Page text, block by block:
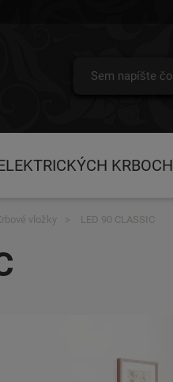
KRBOCH
vložky LED 90 CLASSIC